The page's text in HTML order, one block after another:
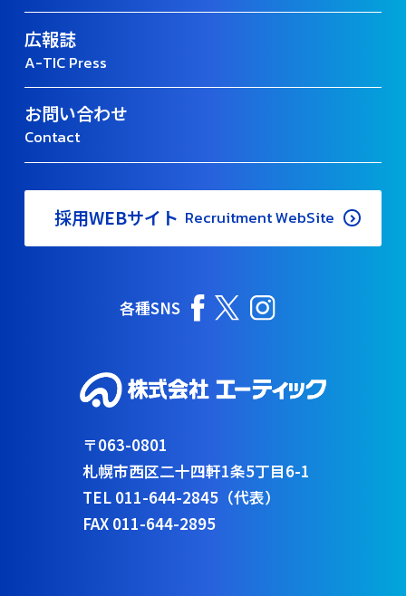
広報誌
A-TIC Press
お問い合わせ
Contact
採用WEBサイト Recruitment WebSite
各種SNS
〒063-0801
札幌市西区二十四軒1条5丁目6-1
TEL 011-644-2845（代表）
FAX 011-644-2895